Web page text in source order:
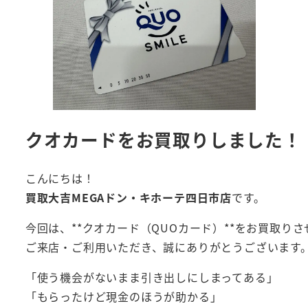
クオカードをお買取りしました！
こんにちは！
買取大吉MEGAドン・キホーテ四日市店です。
今回は、**クオカード（QUOカード）**をお買取りさ
ご来店・ご利用いただき、誠にありがとうございます。
「使う機会がないまま引き出しにしまってある」
「もらったけど現金のほうが助かる」